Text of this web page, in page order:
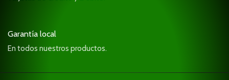
Garantía local
En todos nuestros productos.